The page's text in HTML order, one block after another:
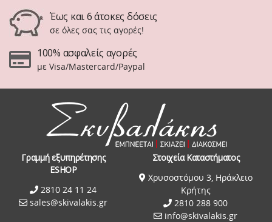
Έως και 6 άτοκες δόσεις
σε όλες σας τις αγορές!
100% ασφαλείς αγορές
με Visa/Mastercard/Paypal
Γραμμή εξυπηρέτησης
ESHOP
2810 24 11 24
sales@skivalakis.gr
Στοιχεία Καταστήματος
Χρυσοστόμου 3, Ηράκλειο
Κρήτης
2810 288 900
info@skivalakis.gr